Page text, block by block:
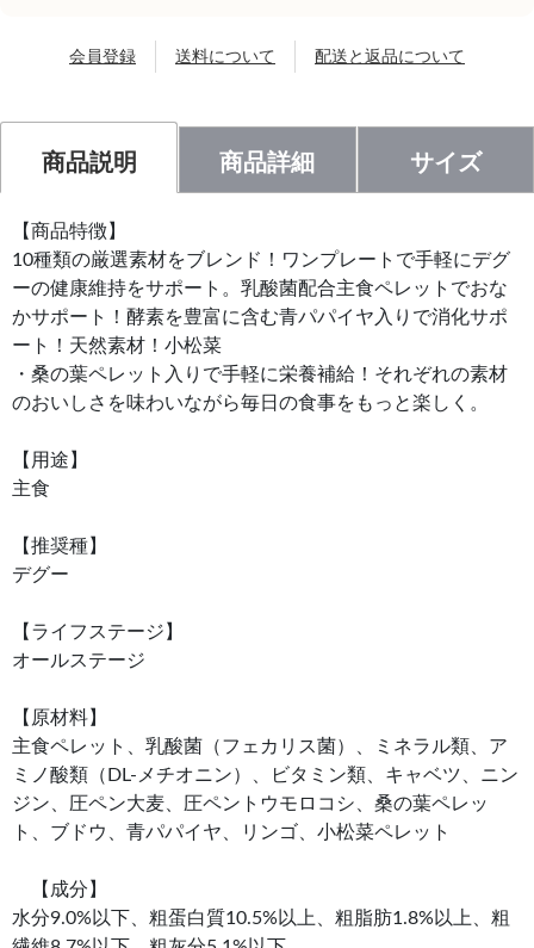
会員登録 送料について 配送と返品について
商品説明 商品詳細 サイズ
【商品特徴】
10種類の厳選素材をブレンド！ワンプレートで手軽にデグ
ーの健康維持をサポート。乳酸菌配合主食ペレットでおな
かサポート！酵素を豊富に含む青パパイヤ入りで消化サポ
ート！天然素材！小松菜
・桑の葉ペレット入りで手軽に栄養補給！それぞれの素材
のおいしさを味わいながら毎日の食事をもっと楽しく。
【用途】
主食
【推奨種】
デグー
【ライフステージ】
オールステージ
【原材料】
主食ペレット、乳酸菌（フェカリス菌）、ミネラル類、ア
ミノ酸類（DL-メチオニン）、ビタミン類、キャベツ、ニン
ジン、圧ペン大麦、圧ペントウモロコシ、桑の葉ペレッ
ト、ブドウ、青パパイヤ、リンゴ、小松菜ペレット
【成分】
水分9.0%以下、粗蛋白質10.5%以上、粗脂肪1.8%以上、粗